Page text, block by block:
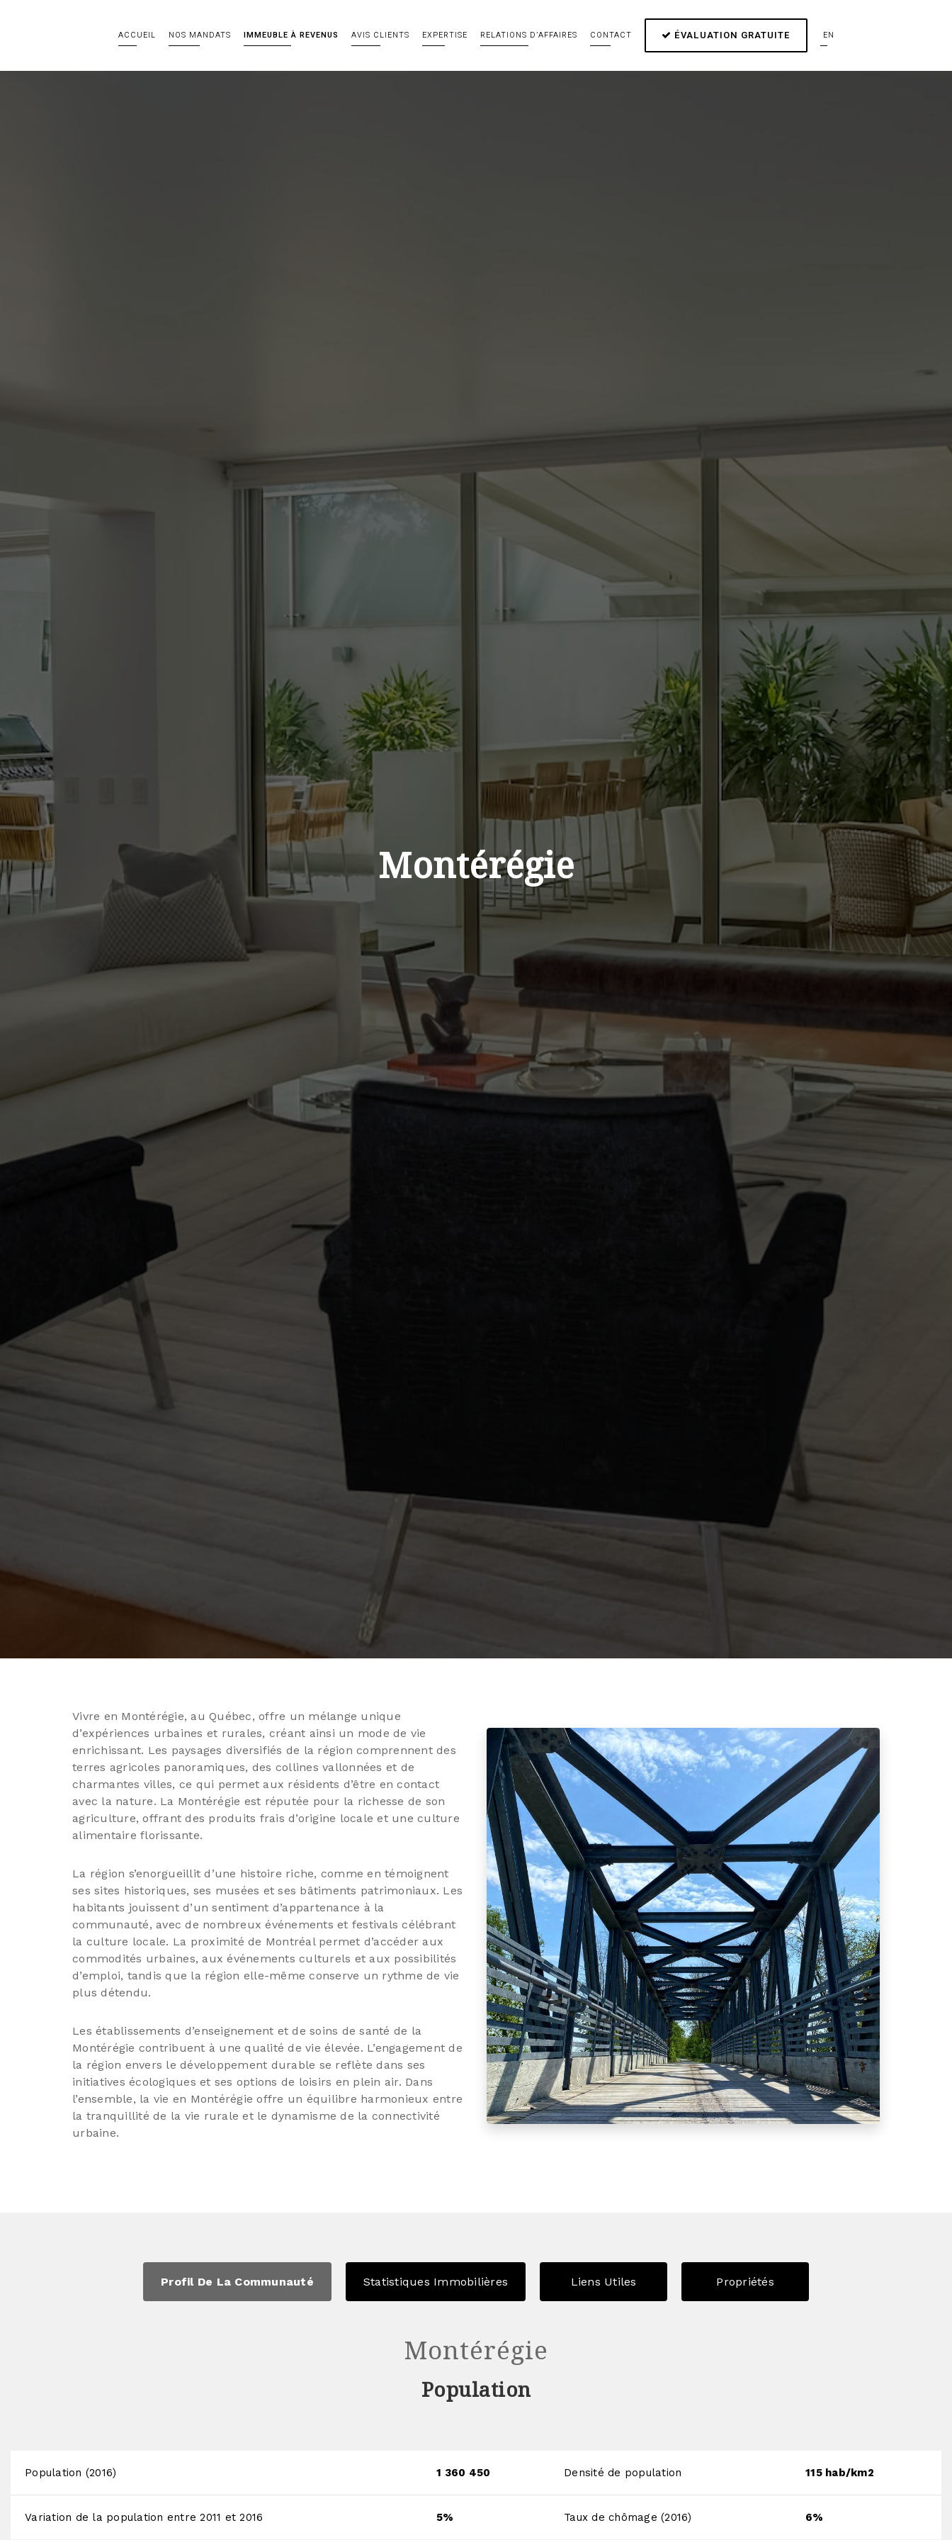
ACCUEIL NOS MANDATS IMMEUBLE À REVENUS AVIS CLIENTS EXPERTISE RELATIONS D’AFFAIRES CONTACT ÉVALUATION GRATUITE EN
Montérégie
Vivre en Montérégie, au Québec, offre un mélange unique
d’expériences urbaines et rurales, créant ainsi un mode de vie
enrichissant. Les paysages diversifiés de la région comprennent des
terres agricoles panoramiques, des collines vallonnées et de
charmantes villes, ce qui permet aux résidents d’être en contact
avec la nature. La Montérégie est réputée pour la richesse de son
agriculture, offrant des produits frais d’origine locale et une culture
alimentaire florissante.
La région s’enorgueillit d’une histoire riche, comme en témoignent
ses sites historiques, ses musées et ses bâtiments patrimoniaux. Les
habitants jouissent d’un sentiment d’appartenance à la
communauté, avec de nombreux événements et festivals célébrant
la culture locale. La proximité de Montréal permet d’accéder aux
commodités urbaines, aux événements culturels et aux possibilités
d’emploi, tandis que la région elle-même conserve un rythme de vie
plus détendu.
Les établissements d’enseignement et de soins de santé de la
Montérégie contribuent à une qualité de vie élevée. L’engagement de
la région envers le développement durable se reflète dans ses
initiatives écologiques et ses options de loisirs en plein air. Dans
l’ensemble, la vie en Montérégie offre un équilibre harmonieux entre
la tranquillité de la vie rurale et le dynamisme de la connectivité
urbaine.
Profil De La Communauté Statistiques Immobilières Liens Utiles Propriétés
Montérégie
Population
Population (2016) 1 360 450 Densité de population 115 hab/km2
Variation de la population entre 2011 et 2016 5% Taux de chômage (2016) 6%